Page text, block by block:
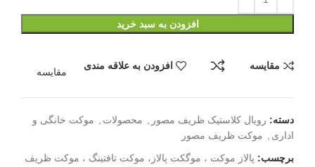
افزودن به سبد خرید
مقایسه افزودن به علاقه مندی
مقایسه
دسته: رویال کلاستیک ظریف مصور محصولات
موکت خانگی و
اداری
موکت ظریف مصور
برچسب: پالاز موکت ، موگکت پالاز، موکت تافتینگ ، موکت ظریف